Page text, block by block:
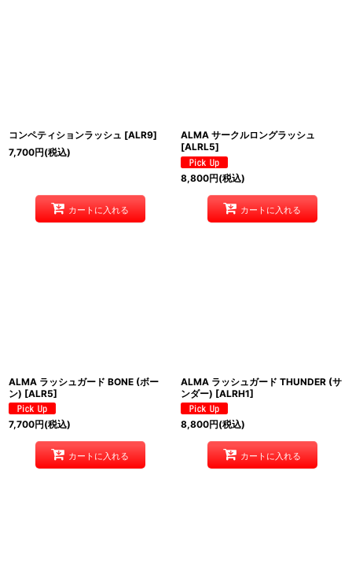
コンペティションラッシュ [ALR9]
7,700円(税込)
カートに入れる
ALMA サークルロングラッシュ
[ALRL5]
8,800円(税込)
カートに入れる
ALMA ラッシュガード BONE (ボー
ン) [ALR5]
7,700円(税込)
カートに入れる
ALMA ラッシュガード THUNDER (サ
ンダー) [ALRH1]
8,800円(税込)
カートに入れる